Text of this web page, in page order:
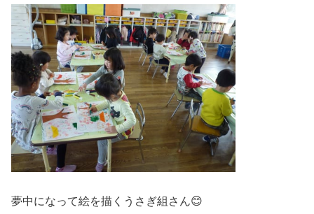
夢中になって絵を描くうさぎ組さん😊